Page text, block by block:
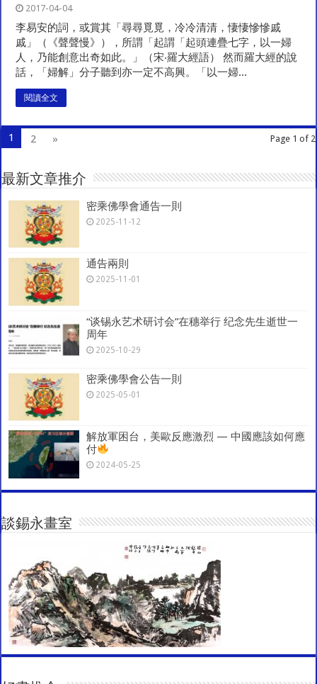
2017-04-04
李易安的詞，或賞其「尋尋覓覓，冷冷清清，悽悽慘慘戚
戚」（《聲聲慢》），所謂「起謂「起頭連疊七字，以一婦
人，乃能創意出奇如此。」（宋‧羅大經語） 然而羅大經的說
話，「婦解」分子聽到亦一定不高興。「以一婦...
閱讀全文
Page 1 of 2
1 2 »
最新文章推介
密乘佛學會通告一則
2025-11-12
通告兩則
2025-11-01
“谈锡永艺术研讨会”在穗举行 纪念先生逝世一
周年
2025-10-29
密乘佛學會公告一則
2025-05-01
解放軍困台，美歐反應激烈 — 中國應該如何應
付
2024-05-25
談錫永畫室